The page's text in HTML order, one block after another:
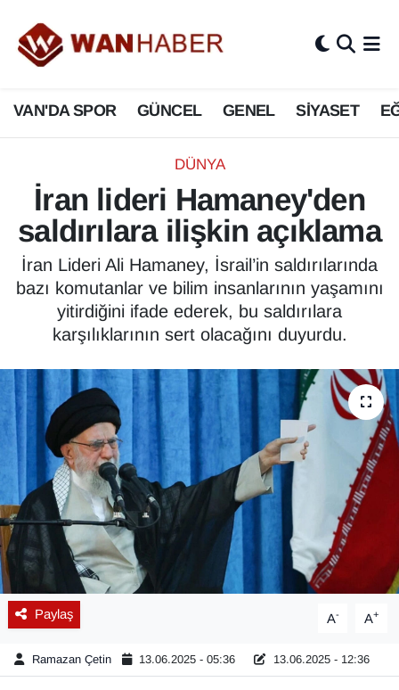
VAN'DA SPOR GÜNCEL GENEL SİYASET
DÜNYA
İran lideri Hamaney'den
saldırılara ilişkin açıklama
İran Lideri Ali Hamaney, İsrail’in saldırılarında
bazı komutanlar ve bilim insanlarının yaşamını
yitirdiğini ifade ederek, bu saldırılara
karşılıklarının sert olacağını duyurdu.
Paylaş A- A+
Ramazan Çetin 13.06.2025 - 05:36 13.06.2025 - 12:36
3.SAYFA
ASAYİŞ
BİLİM VE TEKNOLOJİ
Biyografi
ÇEVRE
Deprem
Dernekler, Odalar
Diğer
DÜNYA
EĞİTİM
EKONOMİ
Eleman
Emlak
Van Nöbetçi Eczaneler
Van Hava Durumu
Van Namaz Vakitleri
Van Trafik Yoğunluk Haritası
Süper Lig Puan Durumu ve Fikstür
Tüm Manşetler
Son Dakika Haberleri
Haber Arşivi